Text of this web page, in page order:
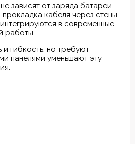
зависят от заряда батареи.
кабеля через стены.
в современные
работы.
гибкость, но требуют
панелями уменьшают эту